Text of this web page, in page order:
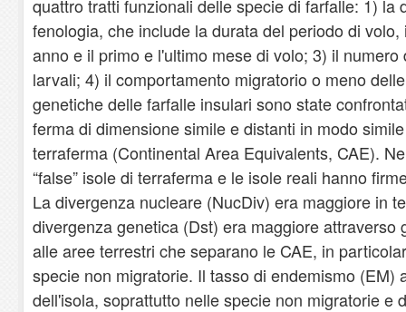
quattro tratti funzionali delle specie di farfalle: 1) la
fenologia, che include la durata del periodo di
anno e il primo e l'ultimo mese di volo; 3) il
larvali; 4) il comportamento migratorio o meno
genetiche delle farfalle insulari sono state
ferma di dimensione simile e distanti in modo
terraferma (Continental Area Equivalents, CAE).
“false” isole di terraferma e le isole reali hanno
La divergenza nucleare (NucDiv) era maggiore in
divergenza genetica (Dst) era maggiore attraverso
alle aree terrestri che separano le CAE, in
specie non migratorie. Il tasso di endemismo (EM)
dell'isola, soprattutto nelle specie non migratorie e